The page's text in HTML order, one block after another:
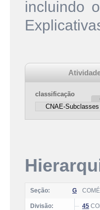
incluindo
classificação
Seção: G
Divisão: 45